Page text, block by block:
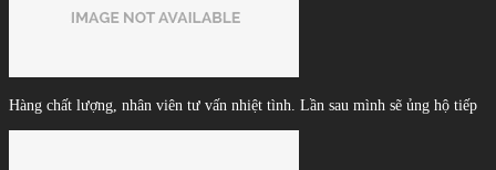
Hàng chất lượng, nhân viên tư vấn nhiệt tình. Lần sau mình sẽ ủng hộ tiếp